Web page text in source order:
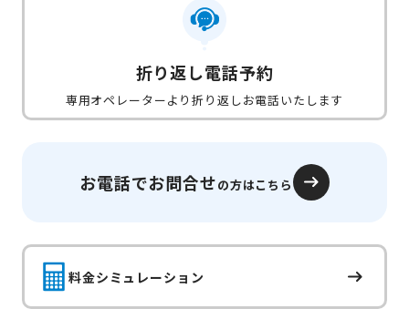
折り返し電話予約
専用オペレーターより折り返しお電話いたします
お電話でお問合せの方はこちら
料金シミュレーション